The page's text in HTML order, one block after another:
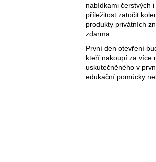
nabídkami čerstvých
příležitost zatočit
produkty privátních
zdarma.
První den otevření
kteří nakoupí za více
uskutečněného v
edukační pomůcky